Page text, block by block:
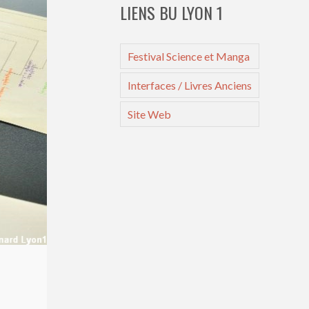
LIENS BU LYON 1
Festival Science et Manga
Interfaces / Livres Anciens
Site Web